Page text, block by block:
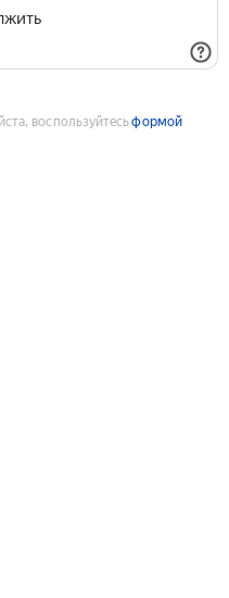
воспользуйтесьформой